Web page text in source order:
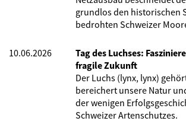
grundlos den historischen
bedrohten Schweizer
10.06.2026
Tag des Luchses:
fragile Zukunft
Der Luchs (lynx, lynx)
bereichert unsere Natur
der wenigen
Schweizer Artenschutzes.